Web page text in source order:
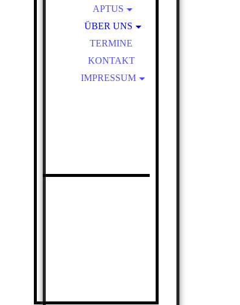
APTUS
WARUM BEFASSEN WIR
ÜBER UNS
DER VORSTAND
TERMINE
KONTAKT
IMPRESSUM